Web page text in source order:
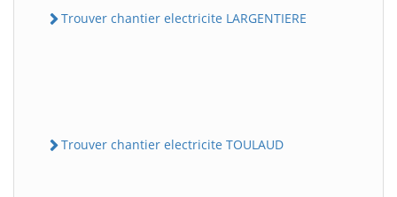
Trouver chantier electricite LARGENTIERE
Trouver chantier electricite TOULAUD